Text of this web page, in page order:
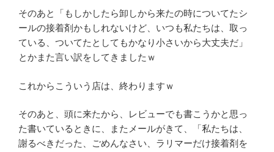
そのあと「もしかしたら卸しから来たの時についてたシ
ールの接着剤かもしれないけど、いつも私たちは、取っ
ている、ついてたとしてもかなり小さいから大丈夫だ」
とかまた言い訳をしてきましたｗ
これからこういう店は、終わりますｗ
そのあと、頭に来たから、レビューでも書こうかと思っ
た書いているときに、またメールがきて、「私たちは、
謝るべきだった、ごめんなさい、ラリマーだけ接着剤を